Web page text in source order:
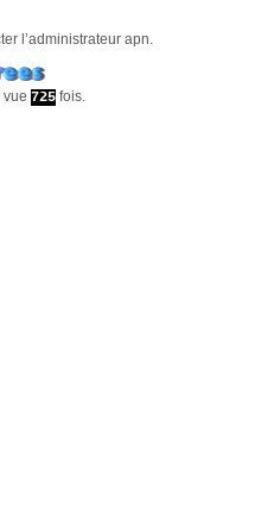
l’administrateur apn.
vue 725 fois.